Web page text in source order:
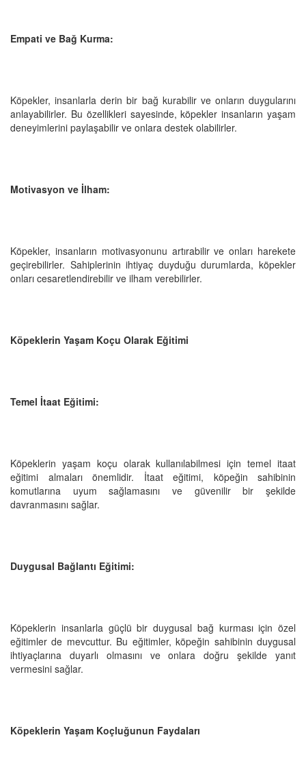
Empati ve Bağ Kurma:
Köpekler, insanlarla derin bir bağ kurabilir ve onların duygularını
anlayabilirler. Bu özellikleri sayesinde, köpekler insanların yaşam
deneyimlerini paylaşabilir ve onlara destek olabilirler.
Motivasyon ve İlham:
Köpekler, insanların motivasyonunu artırabilir ve onları harekete
geçirebilirler. Sahiplerinin ihtiyaç duyduğu durumlarda, köpekler
onları cesaretlendirebilir ve ilham verebilirler.
Köpeklerin Yaşam Koçu Olarak Eğitimi
Temel İtaat Eğitimi:
Köpeklerin yaşam koçu olarak kullanılabilmesi için temel itaat
eğitimi almaları önemlidir. İtaat eğitimi, köpeğin sahibinin
komutlarına uyum sağlamasını ve güvenilir bir şekilde
davranmasını sağlar.
Duygusal Bağlantı Eğitimi:
Köpeklerin insanlarla güçlü bir duygusal bağ kurması için özel
eğitimler de mevcuttur. Bu eğitimler, köpeğin sahibinin duygusal
ihtiyaçlarına duyarlı olmasını ve onlara doğru şekilde yanıt
vermesini sağlar.
Köpeklerin Yaşam Koçluğunun Faydaları